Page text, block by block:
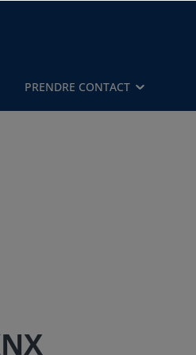
PRENDRE CONTACT